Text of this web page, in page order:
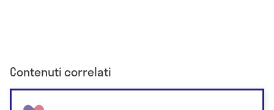
Contenuti correlati